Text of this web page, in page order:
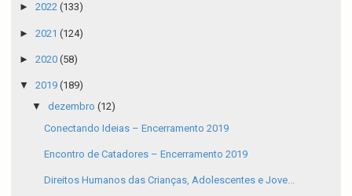
► 2022 (133)
► 2021 (124)
► 2020 (58)
▼ 2019 (189)
▼ dezembro (12)
Conectando Ideias – Encerramento 2019
Encontro de Catadores – Encerramento 2019
Direitos Humanos das Crianças, Adolescentes e Jove...